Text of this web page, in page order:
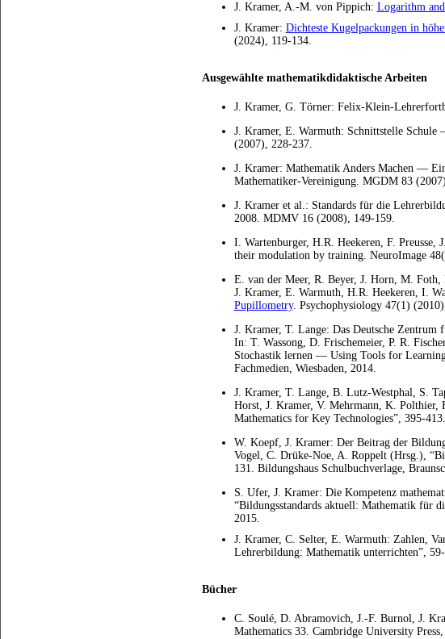
J. Kramer, A.-M. von Pippich: Logarithm
J. Kramer: Dichteste Kugelpackungen in
(2024), 119-134.
Ausgewählte mathematikdidaktische Arbeiten
J. Kramer, G. Törner: Felix-Klein-
J. Kramer, E. Warmuth: Schnittstelle
(2007), 228-237.
J. Kramer: Mathematik Anders Machen —
Mathematiker-Vereinigung. MGDM83
J. Kramer et al.: Standards für die
2008. MDMV16 (2008), 149-159.
I. Wartenburger, H.R. Heekeren, F. Preusse,
their modulation by training. NeuroImage
E. van der Meer, R. Beyer, J. Horn, M. Foth,
J. Kramer, E. Warmuth, H.R. Heekeren, I.
Pupillometry. Psychophysiology 47(1)
J. Kramer, T. Lange: Das Deutsche
In: T. Wassong, D. Frischemeier, P. R.
Stochastik lernen — Using Tools for
Fachmedien, Wiesbaden, 2014.
J. Kramer, T. Lange, B. Lutz-Westphal, S.
Horst, J. Kramer, V. Mehrmann, K. Polthier,
Mathematics for Key Technologies”, 395-
W. Koepf, J. Kramer: Der Beitrag der
Vogel, C. Drüke-Noe, A. Roppelt (Hrsg.),
131. Bildungshaus Schulbuchverlage,
S. Ufer, J. Kramer: Die Kompetenz
“Bildungsstandards aktuell: Mathematik für
2015.
J. Kramer, C. Selter, E. Warmuth: Zahlen,
Lehrerbildung: Mathematik unterrichten”,
Bücher
C. Soulé, D. Abramovich, J.-F. Burnol, J.
Mathematics 33. Cambridge University